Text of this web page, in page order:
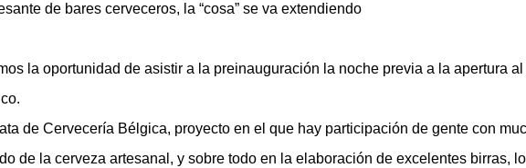
de bares cerveceros, la “cosa” se va extendiendo
la oportunidad de asistir a la preinauguración la noche previa a la apertura al
de Cervecería Bélgica, proyecto en el que hay participación de gente con
de la cerveza artesanal, y sobre todo en la elaboración de excelentes birras,